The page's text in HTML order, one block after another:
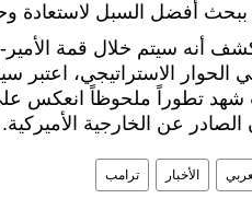
ببحث أفضل السبل لاستعادة
كشف أنه سيتم خلال قمة
الحوار الاستراتيجي،
شهد تطوراً ملحوظاً انعكس
الصادر عن الخارجية الأميركية.
الأخبار ترامب